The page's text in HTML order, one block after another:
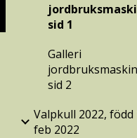
sid 1
Galleri
sid 2
Valpkull 2022, född
feb 2022